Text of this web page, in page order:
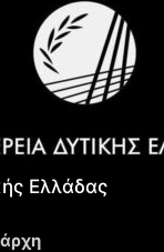
Ελλάδας​